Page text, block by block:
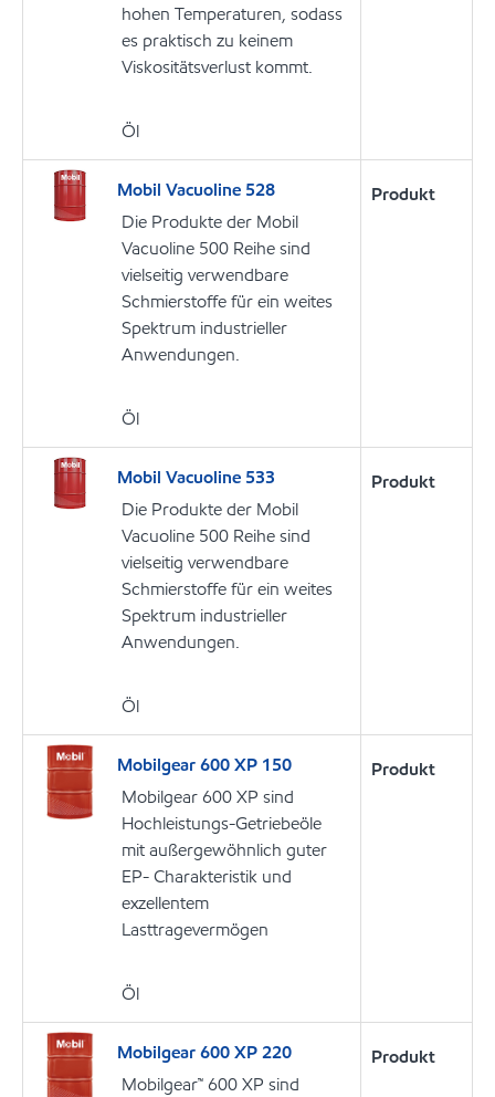
hohen Temperaturen, sodass
es praktisch zu keinem
Viskositätsverlust kommt.
Öl
Mobil Vacuoline 528
Die Produkte der Mobil
Vacuoline 500 Reihe sind
vielseitig verwendbare
Schmierstoffe für ein weites
Spektrum industrieller
Anwendungen.
Öl
Produkt
Mobil Vacuoline 533
Die Produkte der Mobil
Vacuoline 500 Reihe sind
vielseitig verwendbare
Schmierstoffe für ein weites
Spektrum industrieller
Anwendungen.
Öl
Produkt
Mobilgear 600 XP 150
Mobilgear 600 XP sind
Hochleistungs-Getriebeöle
mit außergewöhnlich guter
EP- Charakteristik und
exzellentem
Lasttragevermögen
Öl
Produkt
Mobilgear 600 XP 220
Mobilgear™ 600 XP sind
Produkt